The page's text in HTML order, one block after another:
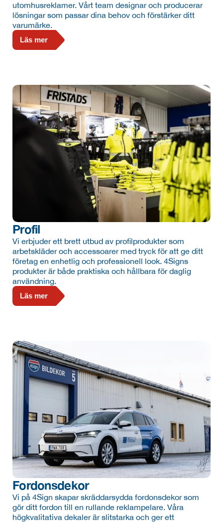
utomhusreklamer. Vårt team designar och producerar
lösningar som passar dina behov och förstärker ditt
varumärke.
Läs mer
Profil
Vi erbjuder ett brett utbud av profilprodukter som
arbetskläder och accessoarer med tryck för att ge ditt
företag en enhetlig och professionell look. 4Signs
produkter är både praktiska och hållbara för daglig
användning.
Läs mer
Fordonsdekor
Vi på 4Sign skapar skräddarsydda fordonsdekor som
gör ditt fordon till en rullande reklampelare. Våra
högkvalitativa dekaler är slitstarka och ger ett